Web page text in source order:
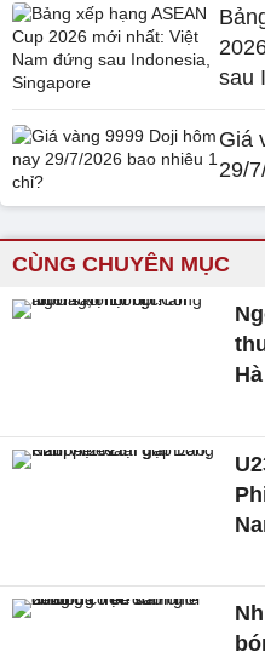
sau
Giá
29/
CÙNG CHUYÊN MỤC